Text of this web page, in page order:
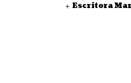
Escritora